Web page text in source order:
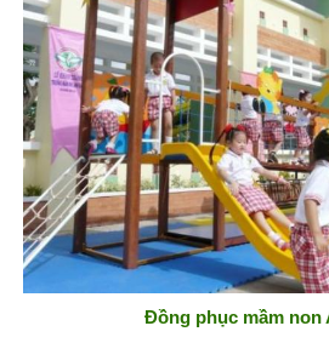
Đồng phục mầm non